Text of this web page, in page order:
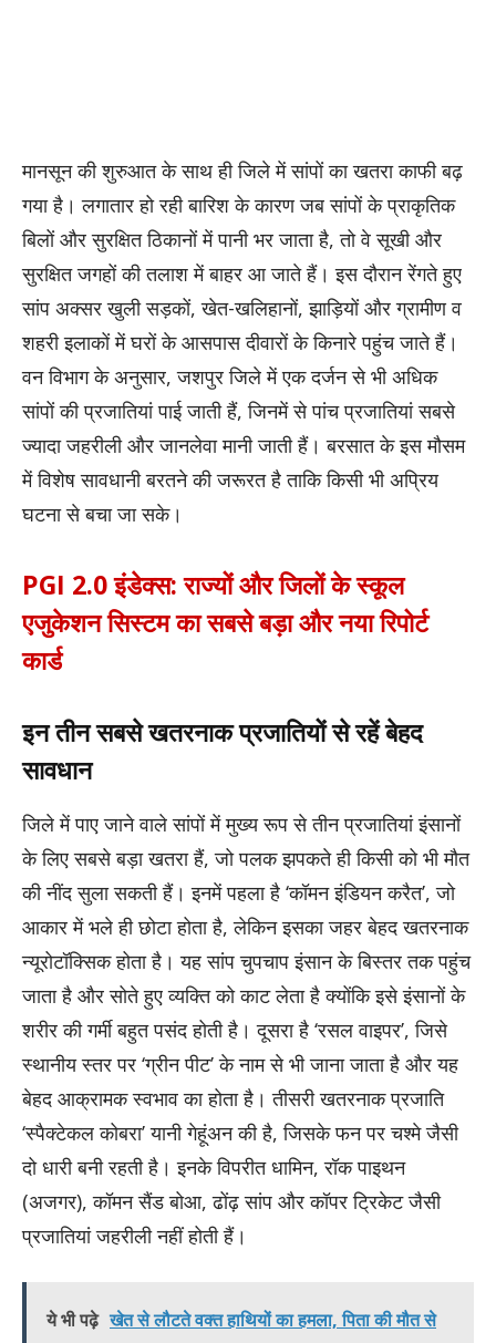
मानसून की शुरुआत के साथ ही जिले में सांपों का खतरा काफी बढ़
गया है। लगातार हो रही बारिश के कारण जब सांपों के प्राकृतिक
बिलों और सुरक्षित ठिकानों में पानी भर जाता है, तो वे सूखी और
सुरक्षित जगहों की तलाश में बाहर आ जाते हैं। इस दौरान रेंगते हुए
सांप अक्सर खुली सड़कों, खेत-खलिहानों, झाड़ियों और ग्रामीण व
शहरी इलाकों में घरों के आसपास दीवारों के किनारे पहुंच जाते हैं।
वन विभाग के अनुसार, जशपुर जिले में एक दर्जन से भी अधिक
सांपों की प्रजातियां पाई जाती हैं, जिनमें से पांच प्रजातियां सबसे
ज्यादा जहरीली और जानलेवा मानी जाती हैं। बरसात के इस मौसम
में विशेष सावधानी बरतने की जरूरत है ताकि किसी भी अप्रिय
घटना से बचा जा सके।
PGI 2.0 इंडेक्स: राज्यों और जिलों के स्कूल
एजुकेशन सिस्टम का सबसे बड़ा और नया रिपोर्ट
कार्ड
इन तीन सबसे खतरनाक प्रजातियों से रहें बेहद
सावधान
जिले में पाए जाने वाले सांपों में मुख्य रूप से तीन प्रजातियां इंसानों
के लिए सबसे बड़ा खतरा हैं, जो पलक झपकते ही किसी को भी मौत
की नींद सुला सकती हैं। इनमें पहला है ‘कॉमन इंडियन करैत’, जो
आकार में भले ही छोटा होता है, लेकिन इसका जहर बेहद खतरनाक
न्यूरोटॉक्सिक होता है। यह सांप चुपचाप इंसान के बिस्तर तक पहुंच
जाता है और सोते हुए व्यक्ति को काट लेता है क्योंकि इसे इंसानों के
शरीर की गर्मी बहुत पसंद होती है। दूसरा है ‘रसल वाइपर’, जिसे
स्थानीय स्तर पर ‘ग्रीन पीट’ के नाम से भी जाना जाता है और यह
बेहद आक्रामक स्वभाव का होता है। तीसरी खतरनाक प्रजाति
‘स्पैक्टेकल कोबरा’ यानी गेहूंअन की है, जिसके फन पर चश्मे जैसी
दो धारी बनी रहती है। इनके विपरीत धामिन, रॉक पाइथन
(अजगर), कॉमन सैंड बोआ, ढोंढ़ सांप और कॉपर ट्रिकेट जैसी
प्रजातियां जहरीली नहीं होती हैं।
ये भी पढ़े खेत से लौटते वक्त हाथियों का हमला, पिता की मौत से